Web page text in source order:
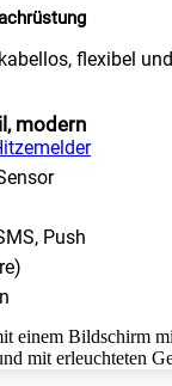
flexibel
modern
Push